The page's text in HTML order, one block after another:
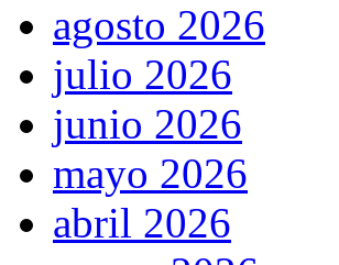
agosto 2026
julio 2026
junio 2026
mayo 2026
abril 2026